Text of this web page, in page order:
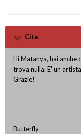
Cita
Hi Matanya, hai anche
trova nulla. E' un
Grazie!
Butterfly